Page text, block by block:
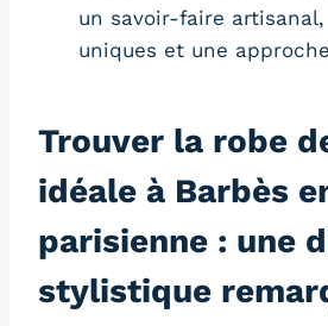
un savoir-faire
uniques et une
Trouver la robe
idéale à Barbès
parisienne : une
stylistique